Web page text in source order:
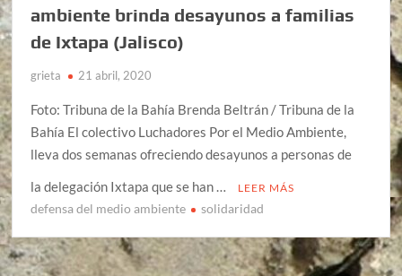
ambiente brinda desayunos a familias
de Ixtapa (Jalisco)
grieta 21 abril, 2020
Foto: Tribuna de la Bahía Brenda Beltrán / Tribuna de la
Bahía El colectivo Luchadores Por el Medio Ambiente,
lleva dos semanas ofreciendo desayunos a personas de
la delegación Ixtapa que se han …
LEER MÁS
defensa del medio ambiente solidaridad